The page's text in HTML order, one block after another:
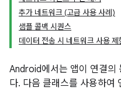
추가 네트워크 (고급 사용 사례)
샘플 콜백 시퀀스
데이터 전송 시 네트워크 사용 제
Android에서는 앱이 연결의
다. 다음 클래스를 사용하여